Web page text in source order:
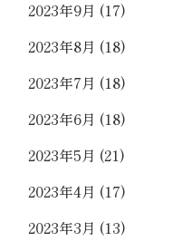
2023年9月 (17)
2023年8月 (18)
2023年7月 (18)
2023年6月 (18)
2023年5月 (21)
2023年4月 (17)
2023年3月 (13)